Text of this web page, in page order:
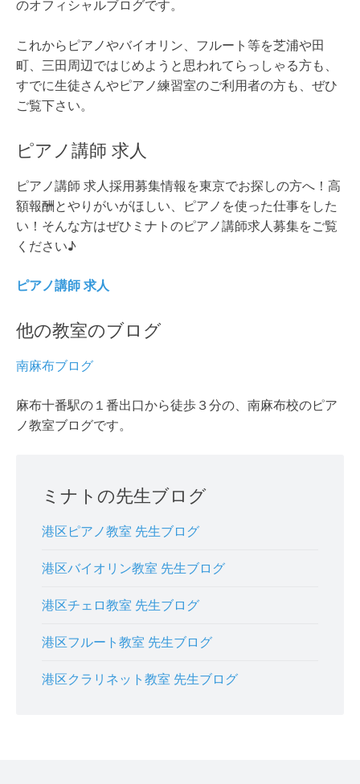
のオフィシャルブログです。
これからピアノやバイオリン、フルート等を芝浦や田
町、三田周辺ではじめようと思われてらっしゃる方も、
すでに生徒さんやピアノ練習室のご利用者の方も、ぜひ
ご覧下さい。
ピアノ講師 求人
ピアノ講師 求人採用募集情報を東京でお探しの方へ！高
額報酬とやりがいがほしい、ピアノを使った仕事をした
い！そんな方はぜひミナトのピアノ講師求人募集をご覧
ください♪
ピアノ講師 求人
他の教室のブログ
南麻布ブログ
麻布十番駅の１番出口から徒歩３分の、南麻布校のピア
ノ教室ブログです。
ミナトの先生ブログ
港区ピアノ教室 先生ブログ
港区バイオリン教室 先生ブログ
港区チェロ教室 先生ブログ
港区フルート教室 先生ブログ
港区クラリネット教室 先生ブログ